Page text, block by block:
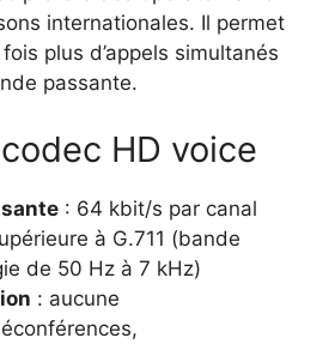
internationales. Il permet
plus d’appels simultanés
passante.
HD voice
: 64 kbit/s par canal
à G.711 (bande
de 50 Hz à 7 kHz)
: aucune